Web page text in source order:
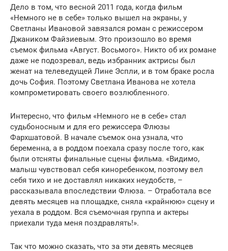
Дело в том, что весной 2011 года, когда фильм
«Немного не в себе» только вышел на экраны, у
Светланы Ивановой завязался роман с режиссером
Джаником Файзиевым. Это произошло во время
съемок фильма «Август. Восьмого». Никто об их романе
даже не подозревал, ведь избранник актрисы был
женат на телеведущей Лине Эспли, и в том браке росла
дочь София. Поэтому Светлана Иванова не хотела
компрометировать своего возлюбленного.
Интересно, что фильм «Немного не в себе» стал
судьбоносным и для его режиссера Флюзы
Фархшатовой. В начале съемок она узнала, что
беременна, а в роддом поехала сразу после того, как
были отсняты финальные сцены фильма. «Видимо,
малыш чувствовал себя киноребенком, поэтому вел
себя тихо и не доставлял никаких неудобств, –
рассказывала впоследствии Флюза. – Отработала все
девять месяцев на площадке, сняла «крайнюю» сцену и
уехала в роддом. Вся съемочная группа и актеры
приехали туда меня поздравлять!».
Так что можно сказать, что за эти девять месяцев